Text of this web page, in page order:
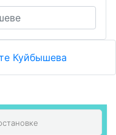
Куйбышева